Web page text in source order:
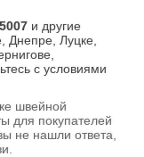
и другие
Днепре, Луцке,
с условиями
швейной
для покупателей
не нашли ответа,